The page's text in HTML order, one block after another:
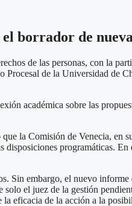
borrador de
de las personas, con la
de la Universidad de
académica sobre las
la Comisión de Venecia, en
disposiciones programáticas.
Sin embargo, el nuevo
el juez de la gestión
eficacia de la acción a la